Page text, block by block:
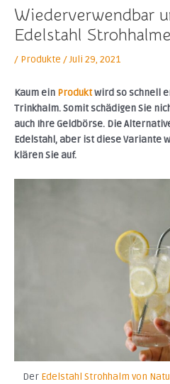
Wiederverwendbar
Edelstahl Strohhalme
/ Produkte /Juli 29, 2021
Kaum ein Produktwird so schnell
Trinkhalm. Somit schädigen Sie
auch Ihre Geldbörse. Die
Edelstahl, aber ist diese Variante
klären Sie auf.
Der Edelstahl Strohhalm von